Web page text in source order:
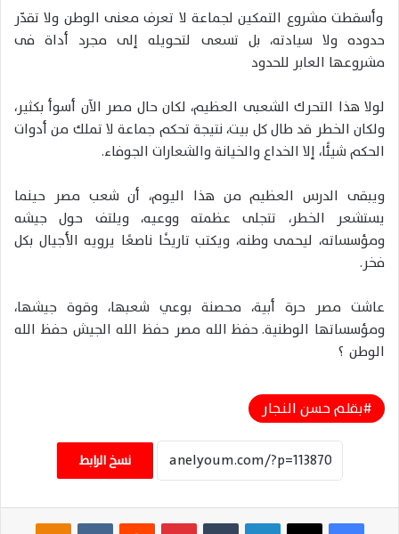
وأسقطت مشروع التمكين لجماعة لا تعرف معنى الوطن ولا تقدّر
حدوده ولا سيادته، بل تسعى لتحويله إلى مجرد أداة فى
مشروعها العابر للحدود
لولا هذا التحرك الشعبى العظيم، لكان حال مصر الآن أسوأ بكثير،
ولكان الخطر قد طال كل بيت، نتيجة تحكم جماعة لا تملك من أدوات
الحكم شيئًا، إلا الخداع والخيانة والشعارات الجوفاء.
ويبقى الدرس العظيم من هذا اليوم، أن شعب مصر حينما
يستشعر الخطر، تتجلى عظمته ووعيه، ويلتف حول جيشه
ومؤسساته، ليحمى وطنه، ويكتب تاريخًا ناصعًا يرويه الأجيال بكل
فخر.
عاشت مصر حرة أبية، محصنة بوعي شعبها، وقوة جيشها،
ومؤسساتها الوطنية. حفظ الله مصر حفظ الله الجيش حفظ الله
الوطن ؟
بقلم حسن النجار
نسخ الرابط
فيسبوك ‫X لينكدإن بينتيريست ‏VKontakte